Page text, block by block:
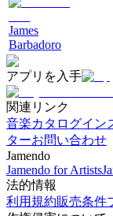
James
Barbadoro
アプリを入手
関連リンク
音楽カタログイン
ターお問い合わせ
Jamendo
Jamendo for Artists
法的情報
利用規約販売条件